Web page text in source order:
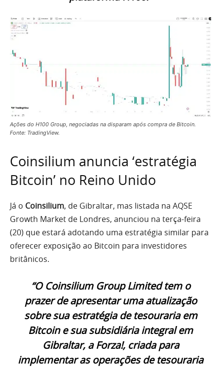
Ações do H100 Group, negociadas na disparam após compra de Bitcoin.
Fonte: TradingView.
Coinsilium anuncia ‘estratégia
Bitcoin’ no Reino Unido
Já o Coinsilium, de Gibraltar, mas listada na AQSE
Growth Market de Londres, anunciou na terça-feira
(20) que estará adotando uma estratégia similar para
oferecer exposição ao Bitcoin para investidores
britânicos.
“O Coinsilium Group Limited tem o
prazer de apresentar uma atualização
sobre sua estratégia de tesouraria em
Bitcoin e sua subsidiária integral em
Gibraltar, a Forza!, criada para
implementar as operações de tesouraria